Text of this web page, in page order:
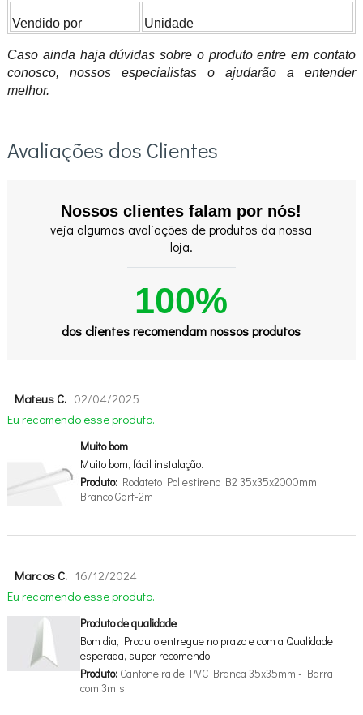
Vendido por Unidade
Caso ainda haja dúvidas sobre o produto entre em contato
conosco, nossos especialistas o ajudarão a entender
melhor.
Avaliações dos Clientes
Nossos clientes falam por nós!
veja algumas avaliações de produtos da nossa
loja.
100%
dos clientes recomendam nossos produtos
Mateus C. 02/04/2025
Eu recomendo esse produto.
Muito bom
Muito bom, fácil instalação.
Produto:Rodateto Poliestireno B2 35x35x2000mm
Branco Gart-2m
Marcos C. 16/12/2024
Eu recomendo esse produto.
Produto de qualidade
Bom dia, Produto entregue no prazo e com a Qualidade
esperada, super recomendo!
Produto:Cantoneira de PVC Branca 35x35mm - Barra
com 3mts